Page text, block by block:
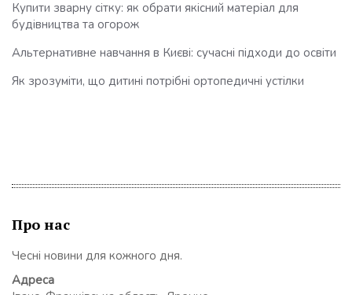
Купити зварну сітку: як обрати якісний матеріал для
будівництва та огорож
Альтернативне навчання в Києві: сучасні підходи до освіти
Як зрозуміти, що дитині потрібні ортопедичні устілки
Про нас
Чесні новини для кожного дня.
Адреса